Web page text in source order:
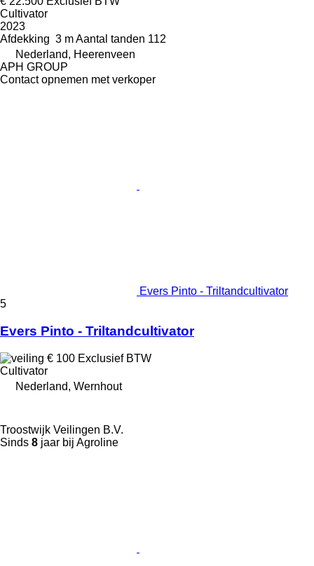
Cultivator
2023
Afdekking 3 mAantal tanden 112
Nederland, Heerenveen
APH GROUP
Contact opnemen met verkoper
Evers Pinto - Triltandcultivator
5
Evers Pinto - Triltandcultivator
€ 100 Exclusief BTW
Cultivator
Nederland, Wernhout
Troostwijk Veilingen B.V.
Sinds 8 jaar bij Agroline